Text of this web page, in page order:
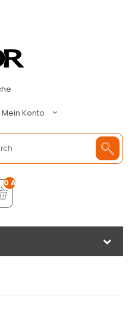
Mein Konto
0 Artikel - €0,00